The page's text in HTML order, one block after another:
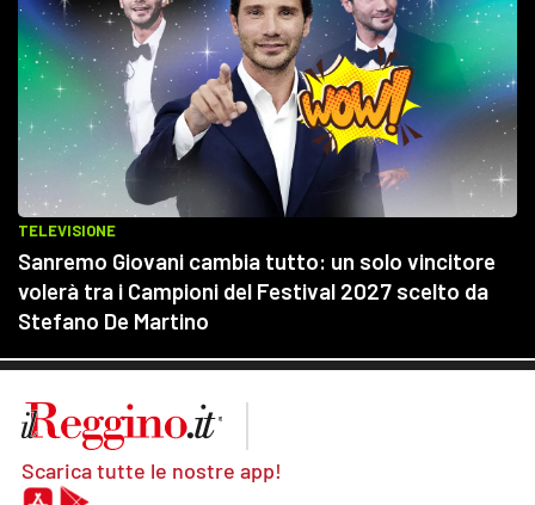
Scarica tutte le nostre app!